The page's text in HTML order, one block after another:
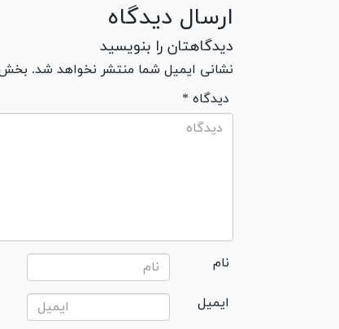
ارسال دیدگاه
دیدگاهتان را بنویسید
نشانی ایمیل شما منتشر نخواهد شد.
* دیدگاه
نام
ایمیل